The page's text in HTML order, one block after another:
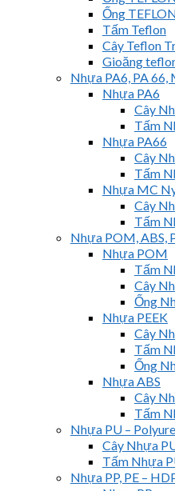
Ống
Tấm Teflon
Cây Teflon
Gioăng
Nhựa PA6, PA 66,
Nhựa PA6
Cây
Tấm
Nhựa PA66
Cây
Tấm
Nhựa MC
Cây
Tấm
Nhựa POM, ABS,
Nhựa POM
Tấm
Cây
Ống
Nhựa PEEK
Cây
Tấm
Ống
Nhựa ABS
Cây
Tấm
Nhựa PU –
Cây Nhựa
Tấm Nhựa
Nhựa PP, PE –